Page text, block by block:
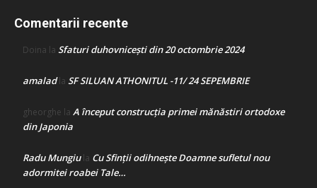
Comentarii recente
Doina la Sfaturi duhovnicești din 20 octombrie 2024
amaladla SF SILUAN ATHONITUL -11/ 24 SEPEMBRIE
gheorghe la A început construcţia primei mănăstiri ortodoxe
din Japonia
Radu Mungiula Cu Sfinții odihnește Doamne sufletul nou
adormitei roabei Tale…